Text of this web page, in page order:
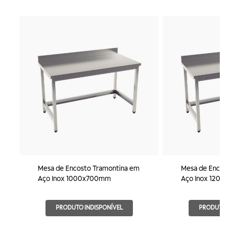
Mesa de Encosto Tramontina em
Aço Inox 1000x700mm
PRODUTO INDISPONÍVEL
Mesa de
Aço Inox
PRODUTO